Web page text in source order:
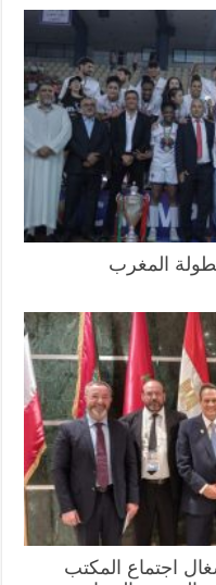
المغرب
اجتماع المكتب